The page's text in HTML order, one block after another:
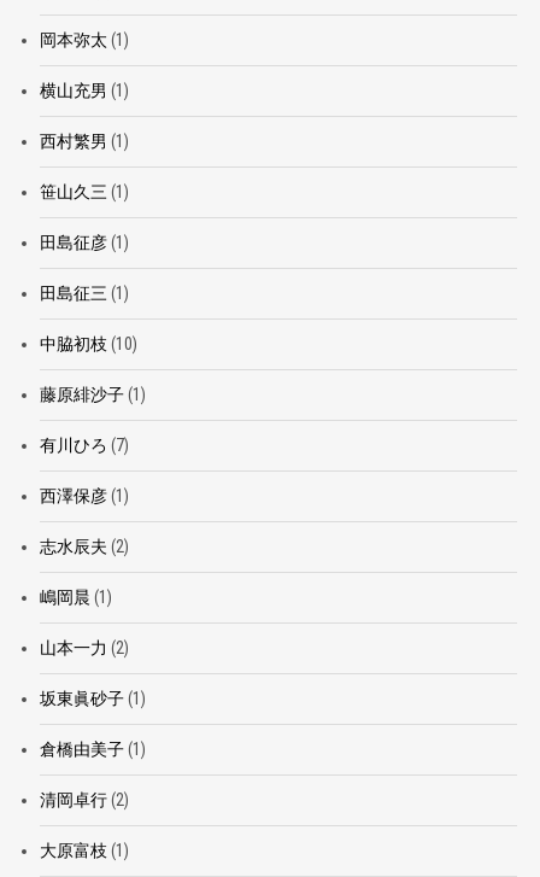
岡本弥太 (1)
横山充男 (1)
西村繁男 (1)
笹山久三 (1)
田島征彦(1)
田島征三 (1)
中脇初枝 (10)
藤原緋沙子(1)
有川ひろ (7)
西澤保彦(1)
志水辰夫 (2)
嶋岡晨 (1)
山本一力 (2)
坂東眞砂子(1)
倉橋由美子(1)
清岡卓行(2)
大原富枝 (1)